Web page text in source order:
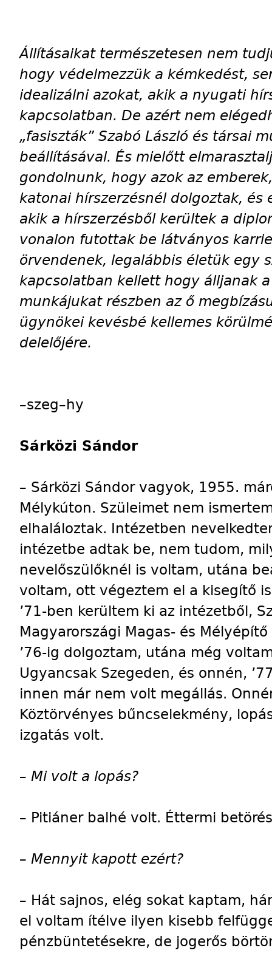
Állításaikat természetesen nem
hogy védelmezzük a kémkedést,
idealizálni azokat, akik a nyugati
kapcsolatban. De azért nem
„fasiszták” Szabó László és társai
beállításával. És mielőtt
gondolnunk, hogy azok az
katonai hírszerzésnél dolgoztak,
akik a hírszerzésből kerültek a
vonalon futottak be látványos
örvendenek, legalábbis életük egy
kapcsolatban kellett hogy álljanak
munkájukat részben az ő
ügynökei kevésbé kellemes
delelőjére.
–szeg–hy
Sárközi Sándor
– Sárközi Sándor vagyok, 1955.
Mélykúton. Szüleimet nem
elhaláloztak. Intézetben
intézetbe adtak be, nem tudom,
nevelőszülőknél is voltam, utána
voltam, ott végeztem el a kisegítő
’71-ben kerültem ki az intézetből,
Magyarországi Magas- és
’76-ig dolgoztam, utána még
Ugyancsak Szegeden, és onnén,
innen már nem volt megállás.
Köztörvényes bűncselekmény,
izgatás volt.
– Mi volt a lopás?
– Pitiáner balhé volt. Éttermi
– Mennyit kapott ezért?
– Hát sajnos, elég sokat kaptam,
el voltam ítélve ilyen kisebb
pénzbüntetésekre, de jogerős